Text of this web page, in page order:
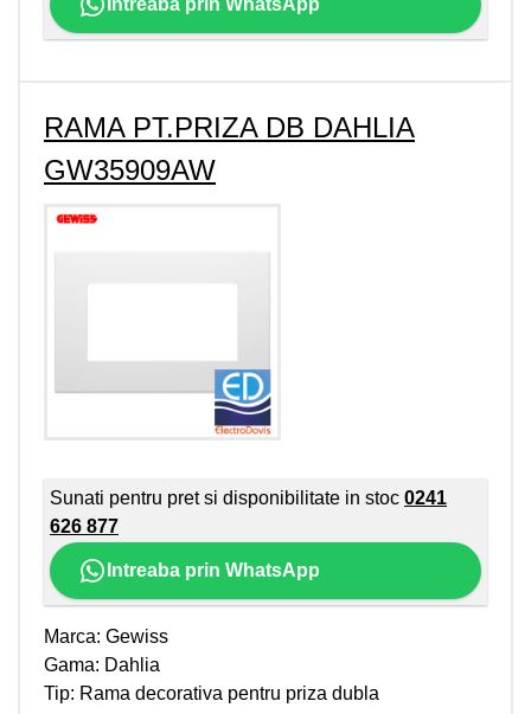
RAMA PT.PRIZA DB DAHLIA
GW35909AW
Sunati pentru pret si disponibilitate in stoc 0241
626 877
Intreaba prin WhatsApp
Marca: Gewiss
Gama: Dahlia
Tip: Rama decorativa pentru priza dubla